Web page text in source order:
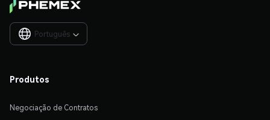
Português 
Produtos
Negociação de Contratos